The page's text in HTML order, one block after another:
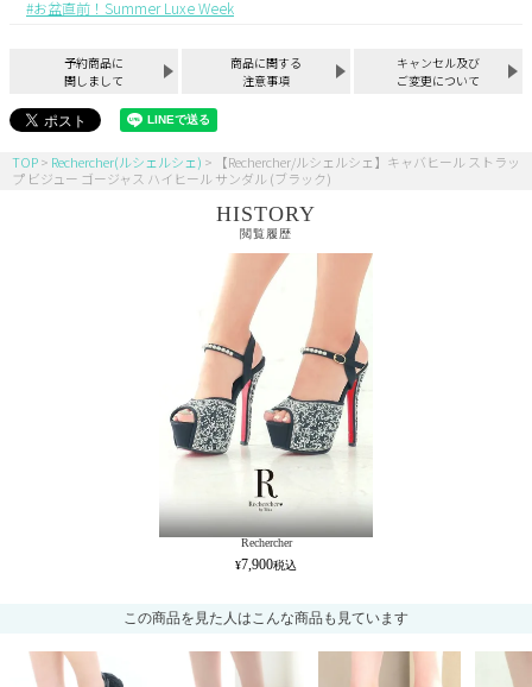
お盆直前！Summer Luxe Week
予約商品に
関しまして
商品に関する
注意事項
キャンセル及び
ご変更について
TOP Rechercher(ルシェルシェ)
【Rechercher/ルシェルシェ】キャバヒール ストラッ
プ ビジュー ゴージャス ハイヒール サンダル (ブラック)
HISTORY
閲覧履歴
Rechercher
7,900
この商品を見た人はこんな商品も見ています